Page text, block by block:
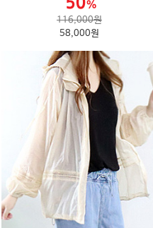
116,000원
58,000원